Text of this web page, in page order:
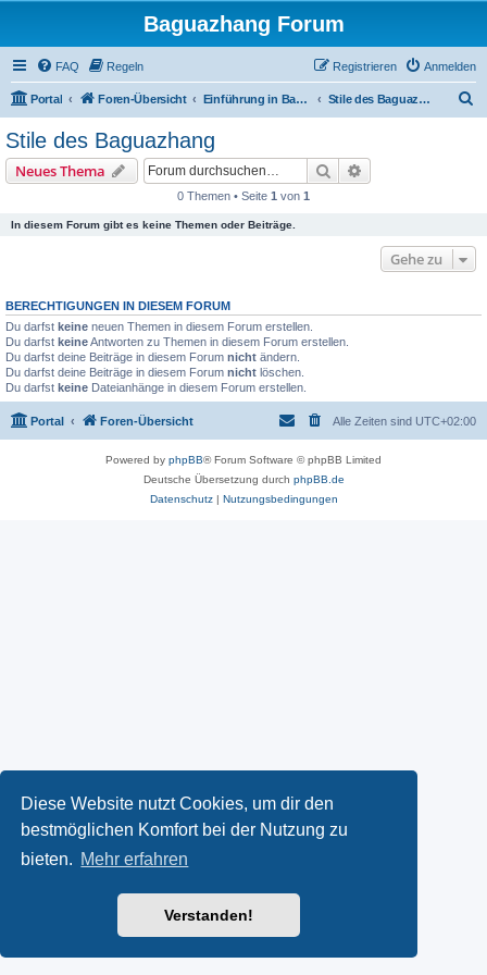
Diese Website nutzt Cookies, um dir den
bestmöglichen Komfort bei der Nutzung zu
bieten. Mehr erfahren
Verstanden!
Baguazhang Forum
FAQ Regeln Anmelden
Registrieren
Portal Foren-Übersicht Einführung in Baguazhang Stile des Baguazhang
Stile des Baguazhang
Neues Thema Suche
0 Themen • Seite 1 von 1
In diesem Forum gibt es keine Themen oder Beiträge.
Gehe zu
BERECHTIGUNGEN IN DIESEM FORUM
Du darfst keine neuen Themen in diesem Forum erstellen.
Du darfst keineAntworten zu Themen in diesem Forum erstellen.
Du darfst deine Beiträge in diesem Forum nicht ändern.
Du darfst deine Beiträge in diesem Forum nicht löschen.
Du darfst keine Dateianhänge in diesem Forum erstellen.
Portal Foren-Übersicht Alle Zeiten sind UTC+02:00
Powered by phpBB® Forum Software © phpBB Limited
Deutsche Übersetzung durch phpBB.de
Datenschutz| Nutzungsbedingungen